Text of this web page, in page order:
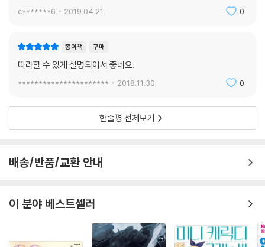
c*******6 2019.04.21. 0
종이책 구매
따라할 수 있게 설명되어서 좋네요.
********************** 2018.11.30. 0
한줄평 전체보기
배송/반품/교환 안내
이 분야 베스트셀러